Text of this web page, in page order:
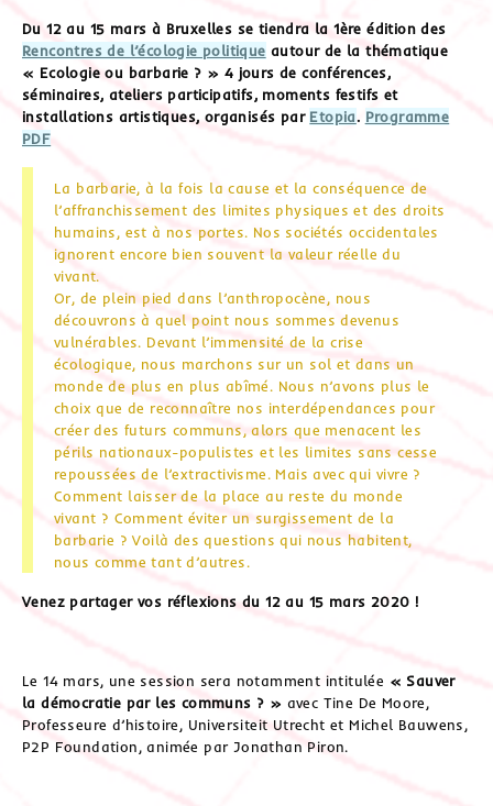
Du 12 au 15 mars à Bruxelles se tiendra la 1ère édition des
Rencontres de l’écologie politique autour de la thématique
« Ecologie ou barbarie ? » 4 jours de conférences,
séminaires, ateliers participatifs, moments festifs et
installations artistiques, organisés par Etopia. Programme
PDF
La barbarie, à la fois la cause et la conséquence de
l’affranchissement des limites physiques et des droits
humains, est à nos portes. Nos sociétés occidentales
ignorent encore bien souvent la valeur réelle du
vivant.
Or, de plein pied dans l’anthropocène, nous
découvrons à quel point nous sommes devenus
vulnérables. Devant l’immensité de la crise
écologique, nous marchons sur un sol et dans un
monde de plus en plus abîmé. Nous n’avons plus le
choix que de reconnaître nos interdépendances pour
créer des futurs communs, alors que menacent les
périls nationaux-populistes et les limites sans cesse
repoussées de l’extractivisme. Mais avec qui vivre ?
Comment laisser de la place au reste du monde
vivant ? Comment éviter un surgissement de la
barbarie ? Voilà des questions qui nous habitent,
nous comme tant d’autres.
Venez partager vos réflexions du 12 au 15 mars 2020 !
Le 14 mars, une session sera notamment intitulée « Sauver
la démocratie par les communs ? » avec Tine De Moore,
Professeure d’histoire, Universiteit Utrecht et Michel Bauwens,
P2P Foundation, animée par Jonathan Piron.